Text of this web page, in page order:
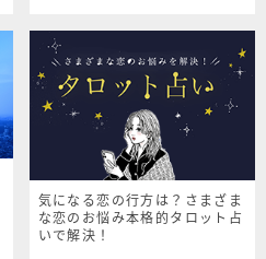
気になる恋の行方は？さまざま
な恋のお悩み本格的タロット占
いで解決！